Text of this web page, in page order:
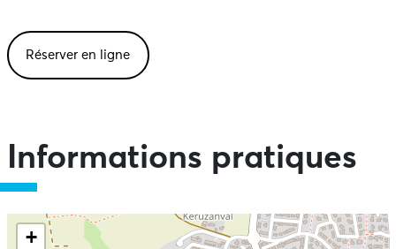
Réserver en ligne
Informations pratiques
+